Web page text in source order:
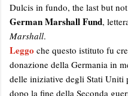
Dulcis in fundo, the last but
German Marshall Fund,
Marshall.
Leggo che questo istituto fu
donazione della Germania in
delle iniziative degli Stati Uniti
dopo la fine della Seconda